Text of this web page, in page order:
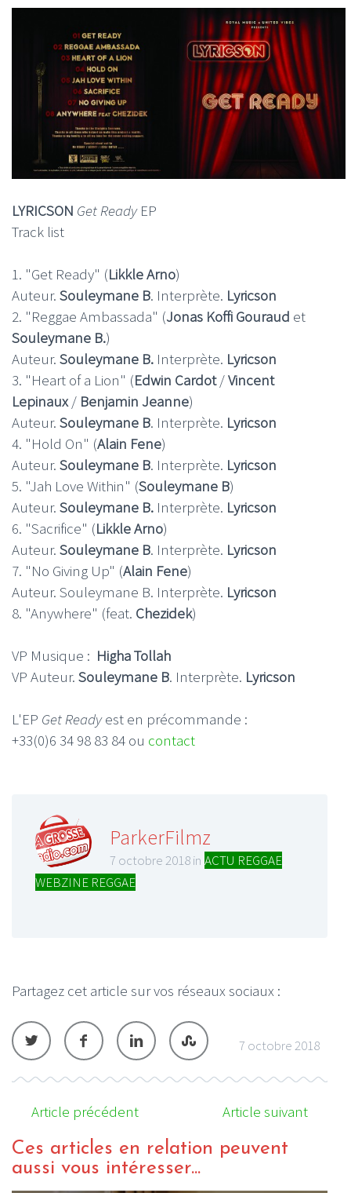
LYRICSON Get Ready EP
Track list
1. "Get Ready" (Likkle Arno)
Auteur. Souleymane B. Interprète. Lyricson
2. "Reggae Ambassada" (Jonas Koffi Gouraud et
Souleymane B.)
Auteur. Souleymane B. Interprète. Lyricson
3. "Heart of a Lion" (Edwin Cardot/Vincent
Lepinaux / Benjamin Jeanne)
Auteur. Souleymane B. Interprète. Lyricson
4. "Hold On" (Alain Fene)
Auteur. Souleymane B. Interprète. Lyricson
5. "Jah Love Within" (Souleymane B)
Auteur. Souleymane B. Interprète. Lyricson
6. "Sacrifice" (Likkle Arno)
Auteur. Souleymane B. Interprète. Lyricson
7. "No Giving Up" (Alain Fene)
Auteur. Souleymane B. Interprète. Lyricson
8. "Anywhere" (feat. Chezidek)
VP Musique : Higha Tollah
VP Auteur. Souleymane B. Interprète. Lyricson
L'EP Get Readyest en précommande :
+33(0)6 34 98 83 84 ou contact
ParkerFilmz
7 octobre 2018 in ACTU REGGAE
WEBZINE REGGAE
Partagez cet article sur vos réseaux sociaux :
7 octobre 2018
Article précédent Article suivant
Ces articles en relation peuvent
aussi vous intéresser...